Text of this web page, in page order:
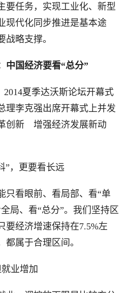
要任务，实现工业化、新型
现代化同步推进是基本途
战略支撑。
中国经济要看“总分”
夏季达沃斯论坛开幕式
理李克强出席开幕式上并发
创新 增强经济发展新动
，更要看长远
看眼前、看局部、看“单
局、看“总分”。我们坚持区
要经济增速保持在7.5%左
属于合理区间。
业增加